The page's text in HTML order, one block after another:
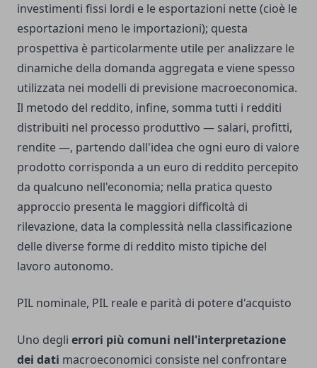
investimenti fissi lordi e le esportazioni nette (cioè le
esportazioni meno le importazioni); questa
prospettiva è particolarmente utile per analizzare le
dinamiche della domanda aggregata e viene spesso
utilizzata nei modelli di previsione macroeconomica.
Il metodo del reddito, infine, somma tutti i redditi
distribuiti nel processo produttivo — salari, profitti,
rendite —, partendo dall'idea che ogni euro di valore
prodotto corrisponda a un euro di reddito percepito
da qualcuno nell'economia; nella pratica questo
approccio presenta le maggiori difficoltà di
rilevazione, data la complessità nella classificazione
delle diverse forme di reddito misto tipiche del
lavoro autonomo.
PIL nominale, PIL reale e parità di potere d'acquisto
Uno degli errori più comuni nell'interpretazione
dei dati macroeconomici consiste nel confrontare